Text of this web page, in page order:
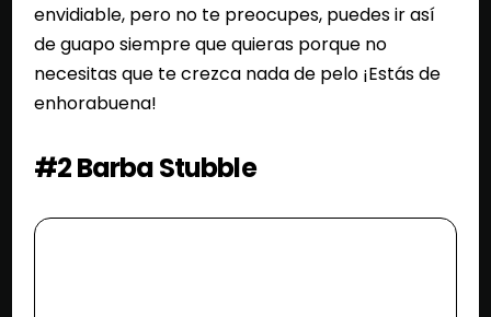
envidiable, pero no te preocupes, puedes ir así
de guapo siempre que quieras porque no
necesitas que te crezca nada de pelo ¡Estás de
enhorabuena!
#2 Barba Stubble